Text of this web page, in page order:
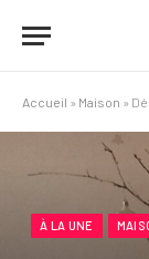
Accueil » Maison »
À LA UNE